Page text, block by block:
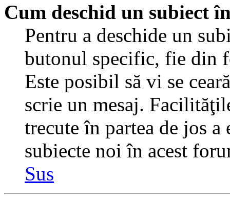
Cum deschid un subiect
Pentru a deschide un
butonul specific, fie din
Este posibil să vi se
scrie un mesaj.
trecute în partea de jos
subiecte noi în acest
Sus